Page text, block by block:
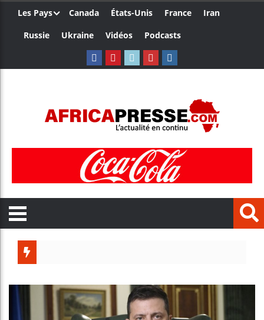
Les Pays Canada États-Unis France
Iran
Russie
Ukraine Vidéos Podcasts